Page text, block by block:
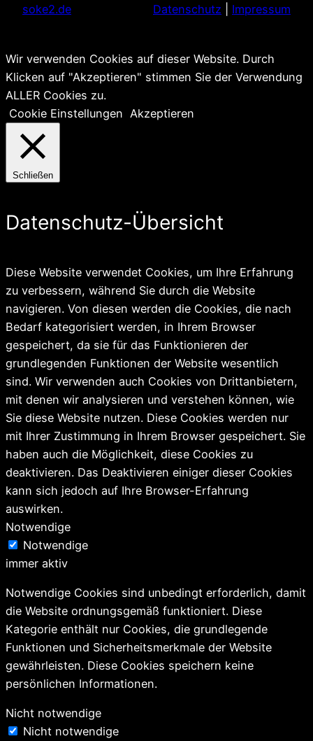
soke2.de Datenschutz Impressum
Wir verwenden Cookies auf dieser Website. Durch
Klicken auf "Akzeptieren" stimmen Sie der Verwendung
ALLER Cookies zu.
Cookie Einstellungen Akzeptieren
Schließen
Datenschutz-Übersicht
Diese Website verwendet Cookies, um Ihre Erfahrung
zu verbessern, während Sie durch die Website
navigieren. Von diesen werden die Cookies, die nach
Bedarf kategorisiert werden, in Ihrem Browser
gespeichert, da sie für das Funktionieren der
grundlegenden Funktionen der Website wesentlich
sind. Wir verwenden auch Cookies von Drittanbietern,
mit denen wir analysieren und verstehen können, wie
Sie diese Website nutzen. Diese Cookies werden nur
mit Ihrer Zustimmung in Ihrem Browser gespeichert. Sie
haben auch die Möglichkeit, diese Cookies zu
deaktivieren. Das Deaktivieren einiger dieser Cookies
kann sich jedoch auf Ihre Browser-Erfahrung
auswirken.
Notwendige
Notwendige
immer aktiv
Notwendige Cookies sind unbedingt erforderlich, damit
die Website ordnungsgemäß funktioniert. Diese
Kategorie enthält nur Cookies, die grundlegende
Funktionen und Sicherheitsmerkmale der Website
gewährleisten. Diese Cookies speichern keine
persönlichen Informationen.
Nicht notwendige
Nicht notwendige